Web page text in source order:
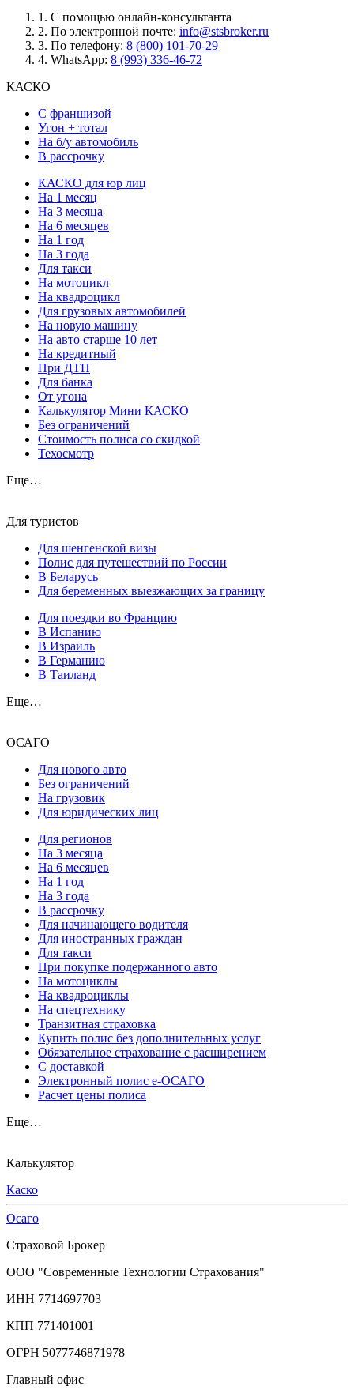
1. С помощью онлайн-консультанта
2. По электронной почте: info@stsbroker.ru
3. По телефону: 8 (800) 101-70-29
4. WhatsApp: 8 (993) 336-46-72
КАСКО
С франшизой
Угон + тотал
На б/у автомобиль
В рассрочку
КАСКО для юр лиц
На 1 месяц
На 3 месяца
На 6 месяцев
На 1 год
На 3 года
Для такси
На мотоцикл
На квадроцикл
Для грузовых автомобилей
На новую машину
На авто старше 10 лет
На кредитный
При ДТП
Для банка
От угона
Калькулятор Мини КАСКО
Без ограничений
Стоимость полиса со скидкой
Техосмотр
Еще…
Для туристов
Для шенгенской визы
Полис для путешествий по России
В Беларусь
Для беременных выезжающих за границу
Для поездки во Францию
В Испанию
В Израиль
В Германию
В Таиланд
Еще…
ОСАГО
Для нового авто
Без ограничений
На грузовик
Для юридических лиц
Для регионов
На 3 месяца
На 6 месяцев
На 1 год
На 3 года
В рассрочку
Для начинающего водителя
Для иностранных граждан
Для такси
При покупке подержанного авто
На мотоциклы
На квадроциклы
На спецтехнику
Транзитная страховка
Купить полис без дополнительных услуг
Обязательное страхование с расширением
С доставкой
Электронный полис е-ОСАГО
Расчет цены полиса
Еще…
Калькулятор
Каско
Осаго
Страховой Брокер
ООО "Современные Технологии Страхования"
ИНН 7714697703
КПП 771401001
ОГРН 5077746871978
Главный офис